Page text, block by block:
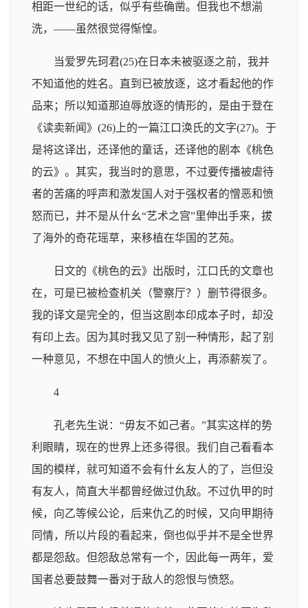
相距一世纪的话，似乎有些确凿。但我也不想湔
洗，——虽然很觉得惭惶。
当爱罗先珂君(25)在日本未被驱逐之前，我并
不知道他的姓名。直到已被放逐，这才看起他的作
品来；所以知道那迫辱放逐的情形的，是由于登在
《读卖新闻》(26)上的一篇江口涣氏的文字(27)。于
是将这译出，还译他的童话，还译他的剧本《桃色
的云》。其实，我当时的意思，不过要传播被虐待
者的苦痛的呼声和激发国人对于强权者的憎恶和愤
怒而已，并不是从什幺“艺术之宫”里伸出手来，拔
了海外的奇花瑶草，来移植在华国的艺苑。
日文的《桃色的云》出版时，江口氏的文章也
在，可是已被检查机关（警察厅？）删节得很多。
我的译文是完全的，但当这剧本印成本子时，却没
有印上去。因为其时我又见了别一种情形，起了别
一种意见，不想在中国人的愤火上，再添薪炭了。
4
孔老先生说：“毋友不如己者。”其实这样的势
利眼睛，现在的世界上还多得很。我们自己看看本
国的模样，就可知道不会有什幺友人的了，岂但没
有友人，简直大半都曾经做过仇敌。不过仇甲的时
候，向乙等候公论，后来仇乙的时候，又向甲期待
同情，所以片段的看起来，倒也似乎并不是全世界
都是怨敌。但怨敌总常有一个，因此每一两年，爱
国者总要鼓舞一番对于敌人的怨恨与愤怒。